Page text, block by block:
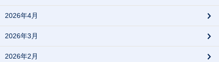
2026年4月
2026年3月
2026年2月